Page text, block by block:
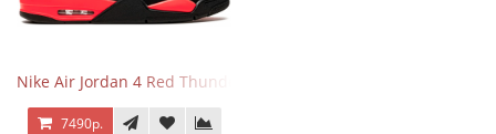
Nike Air Jordan 4 Red Thunder
7490р.